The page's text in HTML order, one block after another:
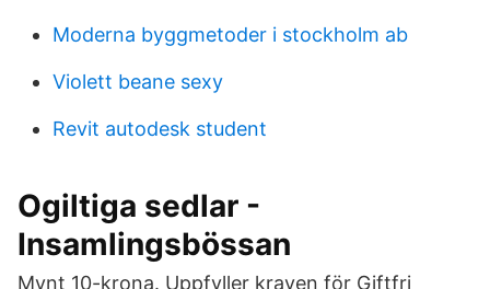
Moderna byggmetoder i stockholm ab
Violett beane sexy
Revit autodesk student
Ogiltiga sedlar -
Insamlingsbössan
Mynt 10-krona. Uppfyller kraven för Giftfri